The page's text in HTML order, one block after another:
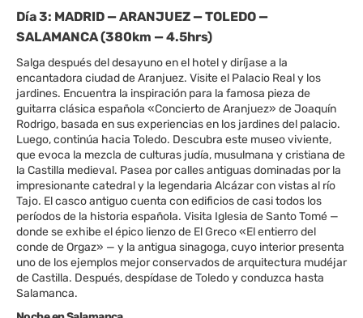
Día 3: MADRID — ARANJUEZ — TOLEDO —
SALAMANCA (380km — 4.5hrs)
Salga después del desayuno en el hotel y diríjase a la
encantadora ciudad de Aranjuez. Visite el Palacio Real y los
jardines. Encuentra la inspiración para la famosa pieza de
guitarra clásica española «Concierto de Aranjuez» de Joaquín
Rodrigo, basada en sus experiencias en los jardines del palacio.
Luego, continúa hacia Toledo. Descubra este museo viviente,
que evoca la mezcla de culturas judía, musulmana y cristiana de
la Castilla medieval. Pasea por calles antiguas dominadas por la
impresionante catedral y la legendaria Alcázar con vistas al río
Tajo. El casco antiguo cuenta con edificios de casi todos los
períodos de la historia española. Visita Iglesia de Santo Tomé —
donde se exhibe el épico lienzo de El Greco «El entierro del
conde de Orgaz» — y la antigua sinagoga, cuyo interior presenta
uno de los ejemplos mejor conservados de arquitectura mudéjar
de Castilla. Después, despídase de Toledo y conduzca hasta
Salamanca.